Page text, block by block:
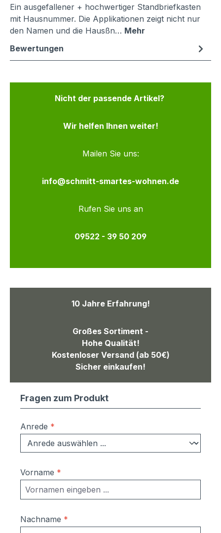
Ein ausgefallener + hochwertiger Standbriefkasten
mit Hausnummer. Die Applikationen zeigt nicht nur
den Namen und die Hausßn… Mehr
Bewertungen
Nicht der passende Artikel?
Wir helfen Ihnen weiter!
Mailen Sie uns:
info@schmitt-smartes-wohnen.de
Rufen Sie uns an
09522 - 39 50 209
10 Jahre Erfahrung!
Großes Sortiment -
Hohe Qualität!
Kostenloser Versand (ab 50€)
Sicher einkaufen!
Fragen zum Produkt
Anrede *
Vorname *
Nachname *